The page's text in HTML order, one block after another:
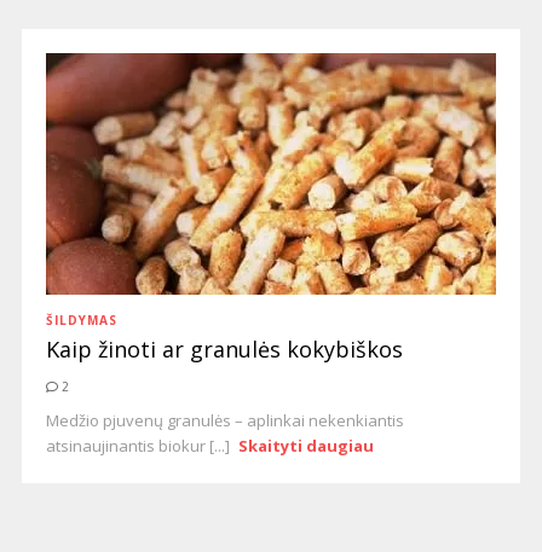
ŠILDYMAS
Kaip žinoti ar granulės kokybiškos
2
Medžio pjuvenų granulės – aplinkai nekenkiantis
atsinaujinantis biokur [...] Skaityti daugiau